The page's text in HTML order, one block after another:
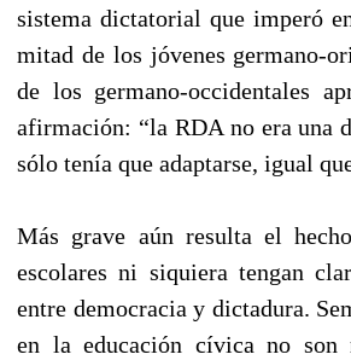
sistema dictatorial que imperó
mitad de los jóvenes germano-
de los germano-occidentales
afirmación: “la RDA no era una
sólo tenía que adaptarse, igual
Más grave aún resulta el
escolares ni siquiera tengan
entre democracia y dictadura.
en la educación cívica no son